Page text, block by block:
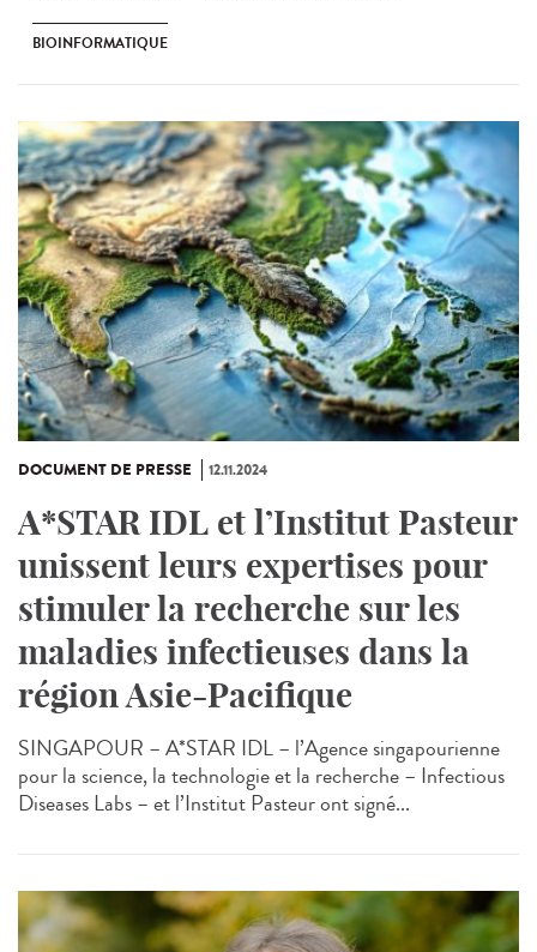
BIOINFORMATIQUE
DOCUMENT DE PRESSE 12.11.2024
A*STAR IDL et l’Institut Pasteur
unissent leurs expertises pour
stimuler la recherche sur les
maladies infectieuses dans la
région Asie-Pacifique
SINGAPOUR – A*STAR IDL – l’Agence singapourienne
pour la science, la technologie et la recherche – Infectious
Diseases Labs – et l’Institut Pasteur ont signé...